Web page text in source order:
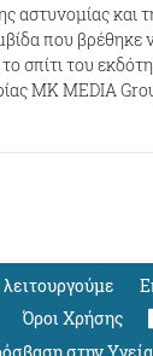
αστυνομίας και
που
σπίτι του
MK MEDIA
Όροι Χρήσης